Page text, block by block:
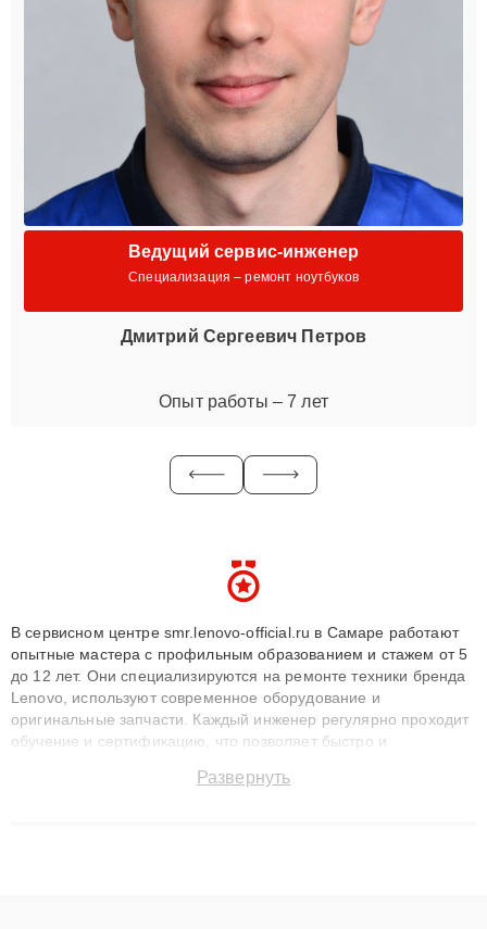
Ведущий сервис-инженер
Специализация – ремонт ноутбуков
Дмитрий Сергеевич Петров
Опыт работы – 7 лет
В сервисном центре smr.lenovo-official.ru в Самаре работают
опытные мастера с профильным образованием и стажем от 5
до 12 лет. Они специализируются на ремонте техники бренда
Lenovo, используют современное оборудование и
оригинальные запчасти. Каждый инженер регулярно проходит
обучение и сертификацию, что позволяет быстро и
сохранением гарантии до 3 лет. Наши мастера решают
Развернуть